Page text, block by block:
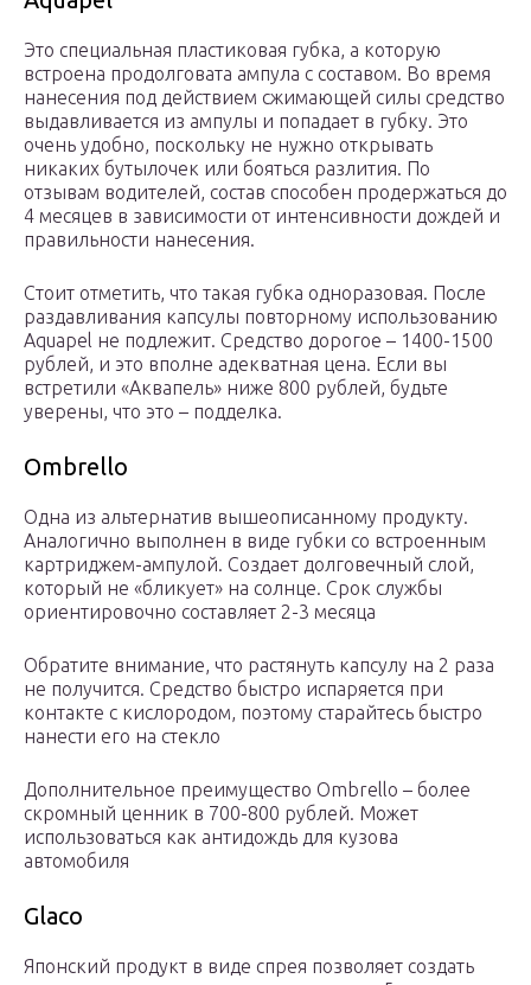
Это специальная пластиковая губка, а которую
встроена продолговата ампула с составом. Во время
нанесения под действием сжимающей силы средство
выдавливается из ампулы и попадает в губку. Это
очень удобно, поскольку не нужно открывать
никаких бутылочек или бояться разлития. По
отзывам водителей, состав способен продержаться до
4 месяцев в зависимости от интенсивности дождей и
правильности нанесения.
Стоит отметить, что такая губка одноразовая. После
раздавливания капсулы повторному использованию
Aquapel не подлежит. Средство дорогое – 1400-1500
рублей, и это вполне адекватная цена. Если вы
встретили «Аквапель» ниже 800 рублей, будьте
уверены, что это – подделка.
Ombrello
Одна из альтернатив вышеописанному продукту.
Аналогично выполнен в виде губки со встроенным
картриджем-ампулой. Создает долговечный слой,
который не «бликует» на солнце. Срок службы
ориентировочно составляет 2-3 месяца
Обратите внимание, что растянуть капсулу на 2 раза
не получится. Средство быстро испаряется при
контакте с кислородом, поэтому старайтесь быстро
нанести его на стекло
Дополнительное преимущество Ombrello – более
скромный ценник в 700-800 рублей. Может
использоваться как антидождь для кузова
автомобиля
Glaco
Японский продукт в виде спрея позволяет создать